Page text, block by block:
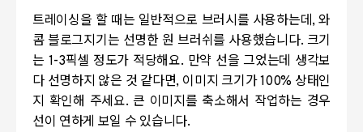
트레이싱을 할 때는 일반적으로 브러시를 사용하는데, 와
콤 블로그지기는 선명한 원 브러쉬를 사용했습니다. 크기
는 1-3픽셀 정도가 적당해요. 만약 선을 그었는데 생각보
다 선명하지 않은 것 같다면, 이미지 크기가 100% 상태인
지 확인해 주세요. 큰 이미지를 축소해서 작업하는 경우
선이 연하게 보일 수 있습니다.